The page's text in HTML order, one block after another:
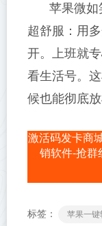
苹果微如
超舒服：用
开。上班就
看生活号。
候也能彻底
激活码发卡商
销软件-抢群
标签： 苹果一键